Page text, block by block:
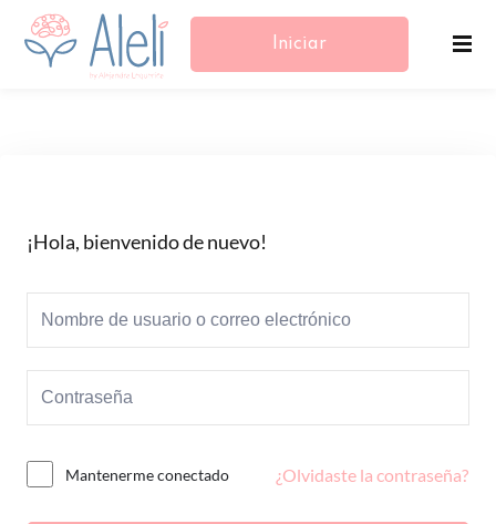
Iniciar
¡Hola, bienvenido de nuevo!
Mantenerme conectado ¿Olvidaste la contraseña?